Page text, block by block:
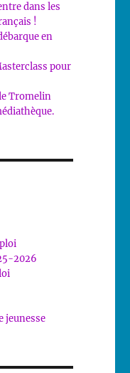
dans les
!
en
pour
Tromelin
2026
jeunesse